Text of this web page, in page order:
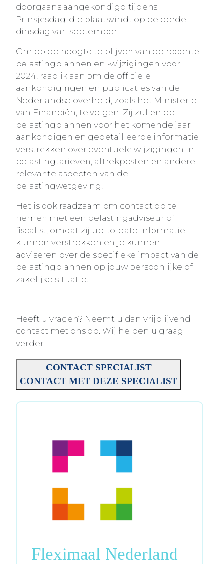
doorgaans aangekondigd tijdens
Prinsjesdag, die plaatsvindt op de derde
dinsdag van september.
Om op de hoogte te blijven van de recente
belastingplannen en -wijzigingen voor
2024, raad ik aan om de officiële
aankondigingen en publicaties van de
Nederlandse overheid, zoals het Ministerie
van Financiën, te volgen. Zij zullen de
belastingplannen voor het komende jaar
aankondigen en gedetailleerde informatie
verstrekken over eventuele wijzigingen in
belastingtarieven, aftrekposten en andere
relevante aspecten van de
belastingwetgeving.
Het is ook raadzaam om contact op te
nemen met een belastingadviseur of
fiscalist, omdat zij up-to-date informatie
kunnen verstrekken en je kunnen
adviseren over de specifieke impact van de
belastingplannen op jouw persoonlijke of
zakelijke situatie.
Heeft u vragen? Neemt u dan vrijblijvend
contact met ons op. Wij helpen u graag
verder.
CONTACT SPECIALIST
CONTACT MET DEZE SPECIALIST
Fleximaal Nederland